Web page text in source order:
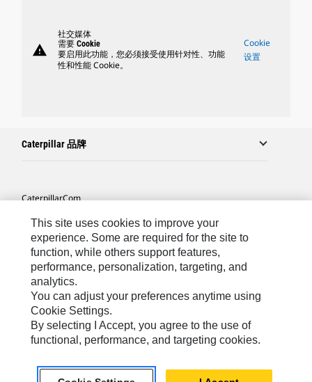
warning
社交媒体
需要 Cookie
要启用此功能，您必须接受使用针对性、功能
性和性能 Cookie。
Cookie
设置
Caterpillar 品牌
Caterpillar.com
联系 Caterpillar
站点地图
Cookie Settings
法律
隐私
Asia-Chinese© 2026 Caterpillar. 保留所有权利.
This site uses cookies to improve your
experience. Some are required for the site to
function, while others support features,
performance, personalization, targeting, and
analytics.
You can adjust your preferences anytime using
Cookie Settings.
By selecting I Accept, you agree to the use of
functional, performance, and targeting cookies.